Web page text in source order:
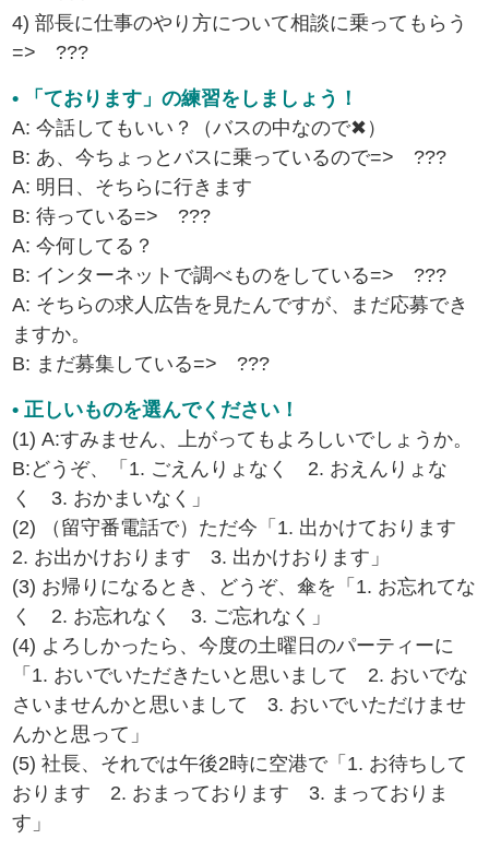
4) 部長に仕事のやり方について相談に乗ってもらう
=> ???
• 「ております」の練習をしましょう！
A: 今話してもいい？（バスの中なので✖）
B: あ、今ちょっとバスに乗っているので=> ???
A: 明日、そちらに行きます
B: 待っている=> ???
A: 今何してる？
B: インターネットで調べものをしている=> ???
A: そちらの求人広告を見たんですが、まだ応募でき
ますか。
B: まだ募集している=> ???
• 正しいものを選んでください！
(1) A:すみません、上がってもよろしいでしょうか。
B:どうぞ、「1. ごえんりょなく 2. おえんりょな
く 3. おかまいなく」
(2) （留守番電話で）ただ今「1. 出かけております
2. お出かけおります 3. 出かけおります」
(3) お帰りになるとき、どうぞ、傘を「1. お忘れてな
く 2. お忘れなく 3. ご忘れなく」
(4) よろしかったら、今度の土曜日のパーティーに
「1. おいでいただきたいと思いまして 2. おいでな
さいませんかと思いまして 3. おいでいただけませ
んかと思って」
(5) 社長、それでは午後2時に空港で「1. お待ちして
おります 2. おまっております 3. まっておりま
す」